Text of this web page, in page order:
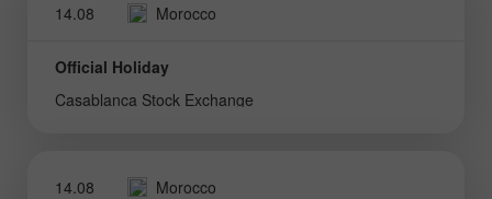
14.08 Morocco
Official Holiday
Casablanca Stock Exchange
14.08 Morocco